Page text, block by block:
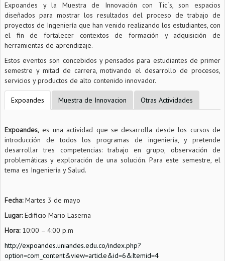
Expoandes y la Muestra de Innovación con Tic´s, son espacios
diseñados para mostrar los resultados del proceso de trabajo de
proyectos de Ingeniería que han venido realizando los estudiantes, con
el fin de fortalecer contextos de formación y adquisición de
herramientas de aprendizaje.
Estos eventos son concebidos y pensados para estudiantes de primer
semestre y mitad de carrera, motivando el desarrollo de procesos,
servicios y productos de alto contenido innovador.
Expoandes Muestra de Innovacion Otras Actividades
Expoandes, es una actividad que se desarrolla desde los cursos de
introducción de todos los programas de ingeniería, y pretende
desarrollar tres competencias: trabajo en grupo, observación de
problemáticas y exploración de una solución. Para este semestre, el
tema es Ingeniería y Salud.
Fecha:Martes 3 de mayo
Lugar:Edificio Mario Laserna
Hora:10:00 – 4:00 p.m
http://expoandes.uniandes.edu.co/index.php?
option=com_content&view=article&id=6&Itemid=4